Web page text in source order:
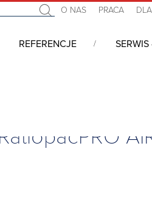
O NAS PRACA
REFERENCJE